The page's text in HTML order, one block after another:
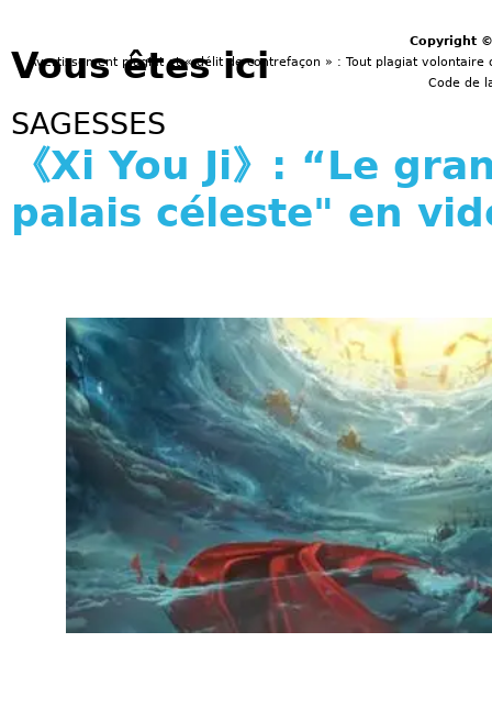
Vous êtes ici
SAGESSES
《Xi You Ji》: “Le
palais céleste" en
Copyright
Avertissement plagiat et « délit de contrefaçon » : Tout plagiat
Code de